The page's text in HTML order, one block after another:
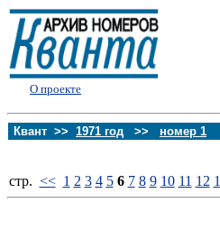
О проекте
Квант >> 1971 год >> номер 1
стp. << 1 2 3 4 5 6 7 8 9 10 11 12